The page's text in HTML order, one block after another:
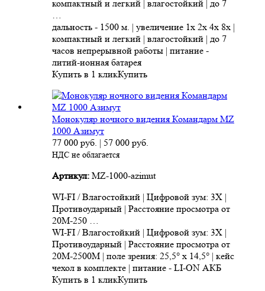
компактный и легкий | влагостойкий | до 7
…
дальность - 1500 м. | увеличение 1x 2x 4x 8x |
компактный и легкий | влагостойкий | до 7
часов непрерывной работы | питание -
литий-ионная батарея
Купить в 1 кликКупить
Монокуляр ночного видения Командарм MZ
1000 Азимут
77 000 руб. | 57 000 руб.
НДС не облагается
Артикул: MZ-1000-azimut
WI-FI / Влагостойкий | Цифровой зум: 3X |
Противоударный | Расстояние просмотра от
20M-250 …
WI-FI / Влагостойкий | Цифровой зум: 3X |
Противоударный | Расстояние просмотра от
20M-2500M | поле зрения: 25,5° x 14,5° | кейс
чехол в комплекте | питание - LI-ON АКБ
Купить в 1 кликКупить